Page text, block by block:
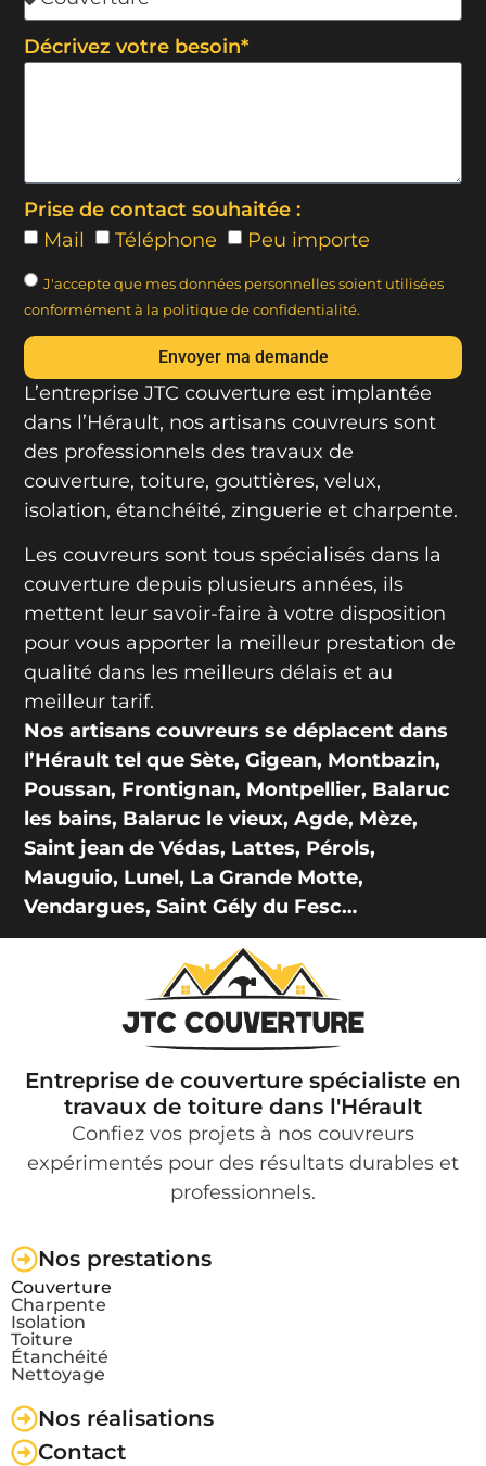
Décrivez votre besoin*
Prise de contact souhaitée :
Mail
Téléphone Peu importe
J'accepte que mes données personnelles soient utilisées
conformément à la politique de confidentialité.
Envoyer ma demande
L’entreprise JTC couverture est implantée
dans l’Hérault, nos artisans couvreurs sont
des professionnels des travaux de
couverture, toiture, gouttières, velux,
isolation, étanchéité, zinguerie et charpente.
Les couvreurs sont tous spécialisés dans la
couverture depuis plusieurs années, ils
mettent leur savoir-faire à votre disposition
pour vous apporter la meilleur prestation de
qualité dans les meilleurs délais et au
meilleur tarif.
Nos artisans couvreurs se déplacent dans
l’Hérault tel que Sète, Gigean, Montbazin,
Poussan, Frontignan, Montpellier, Balaruc
les bains, Balaruc le vieux, Agde, Mèze,
Saint jean de Védas, Lattes, Pérols,
Mauguio, Lunel, La Grande Motte,
Vendargues, Saint Gély du Fesc…
Entreprise de couverture spécialiste en
travaux de toiture dans l'Hérault
Confiez vos projets à nos couvreurs
expérimentés pour des résultats durables et
professionnels.
Nos prestations
Couverture
Charpente
Isolation
Toiture
Étanchéité
Nettoyage
Nos réalisations
Contact